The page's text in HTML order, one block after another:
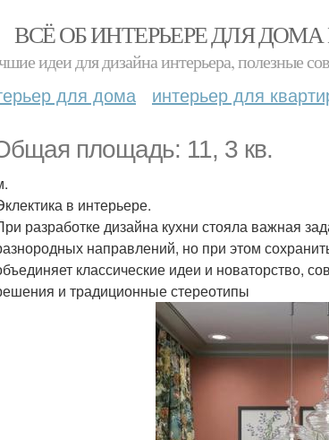
ВСЁ ОБ ИНТЕРЬЕРЕ ДЛЯ
идеи для дизайна интерьера, полезные
для дома интерьер для
площадь: 11, 3 кв.
в интерьере.
разработке дизайна кухни стояла важная
направлений, но при этом
классические идеи и новаторство,
и традиционные стереотипы